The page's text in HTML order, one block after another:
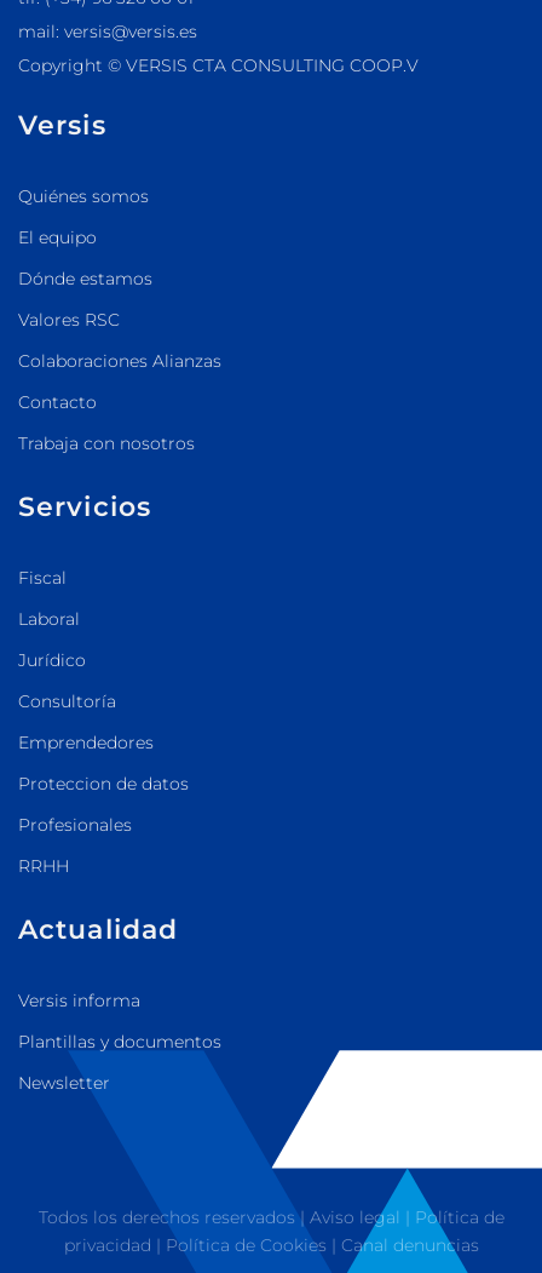
mail: versis@versis.es
Copyright © VERSIS CTA CONSULTING COOP.V
Versis
Quiénes somos
El equipo
Dónde estamos
Valores RSC
Colaboraciones Alianzas
Contacto
Trabaja con nosotros
Servicios
Fiscal
Laboral
Jurídico
Consultoría
Emprendedores
Proteccion de datos
Profesionales
RRHH
Actualidad
Versis informa
Plantillas y documentos
Newsletter
Todos los derechos reservados | Aviso legal | Política de
privacidad | Política de Cookies | Canal denuncias